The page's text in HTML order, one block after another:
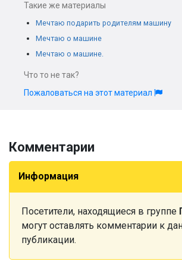
Такие же материалы
Мечтаю подарить родителям машину
Мечтаю о машине
Мечтаю о машине.
Что то не так?
Пожаловаться на этот материал
Комментарии
Информация
Посетители, находящиеся в группе
могут оставлять комментарии к
публикации.